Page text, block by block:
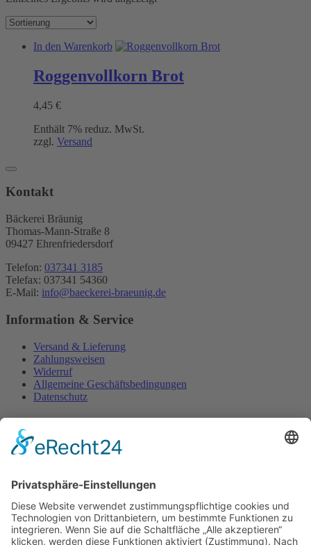
In den Warenkorb
Roggenvollkorn Brot
4,45 €
Enthält 7% reduz. MwSt.
zzgl. Versand
Kontakt
Bäckerei Bräunig
Thomas-Mann-Straße 8
09427 Ehrenfriedersdorf
Telefon: 037341 3185
Telefax: 037341 54360
E-Mail: info@baeckerei-braeunig.de
Information & Service
Versand & Lieferung
Zahlungsweisen
Widerruf
Allgemeine Geschäftsbedingungen
Datenschutz
Home
Website
Widerruf